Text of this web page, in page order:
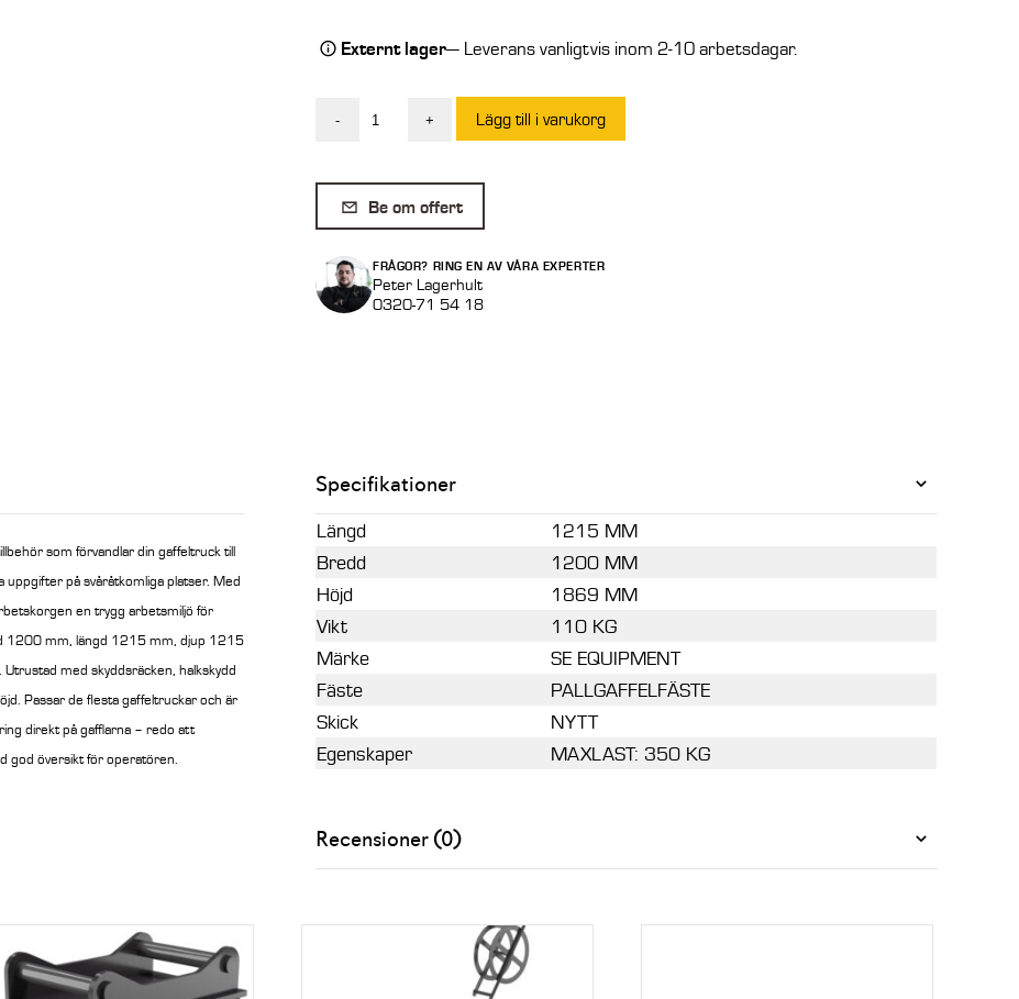
Externt lager— Leverans vanligtvis inom 2-10 arbetsdagar.
-
Arbetskorg
120
Gaffeltruck
mängd
+ Lägg till i varukorg
Be om offert
FRÅGOR? RING EN AV VÅRA EXPERTER
Peter Lagerhult
0320-71 54 18
som förvandlar din gaffeltruck till
på svåråtkomliga platser. Med
en trygg arbetsmiljö för
1200 mm, längd 1215 mm, djup 1215
med skyddsräcken, halkskydd
Passar de flesta gaffeltruckar och är
direkt på gafflarna – redo att
god översikt för operatören.
Specifikationer
Längd
1215 MM
Bredd
1200 MM
Höjd
1869 MM
Vikt
110 KG
Märke
SE EQUIPMENT
Fäste
PALLGAFFELFÄSTE
Skick
NYTT
Egenskaper
MAXLAST: 350 KG
Recensioner (0)